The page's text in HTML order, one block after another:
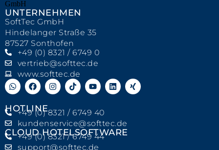
UNTERNEHMEN
SoftTec GmbH
Hindelanger Straße 35
87527 Sonthofen
+49 (0) 8321 / 6749 0
vertrieb@softtec.de
www.softtec.de
HOTLINE
+49 (0) 8321 / 6749 40
kundenservice@softtec.de
CLOUD HOTELSOFTWARE
+49 (0) 8321 / 6749 44
support@softtec.de